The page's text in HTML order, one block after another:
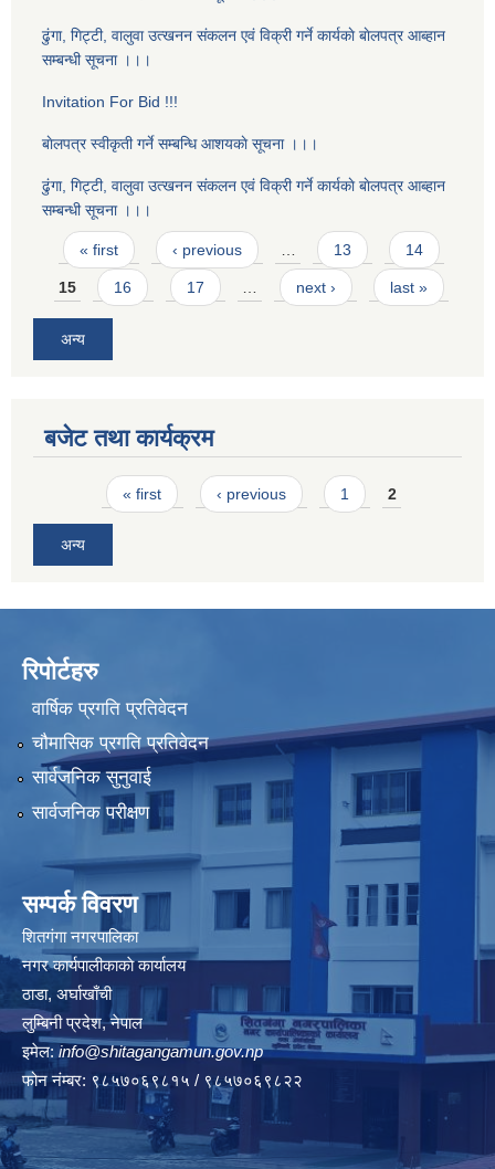
ढुंगा, गिट्टी, वालुवा उत्खनन संकलन एवं विक्री गर्ने कार्यकाे बाेलपत्र आब्हान
सम्बन्धी सूचना ।।।
Invitation For Bid !!!
बाेलपत्र स्वीकृती गर्ने सम्बन्धि आशयकाे सूचना ।।।
ढुंगा, गिट्टी, वालुवा उत्खनन संकलन एवं विक्री गर्ने कार्यकाे बाेलपत्र आब्हान
सम्बन्धी सूचना ।।।
Pages
« first ‹ previous … 13 14
15 16 17 … next › last »
अन्य
बजेट तथा कार्यक्रम
Pages« first ‹ previous 1 2
अन्य
रिपोर्टहरु
वार्षिक प्रगति प्रतिवेदन
चौमासिक प्रगति प्रतिवेदन
सार्वजनिक सुनुवाई
सार्वजनिक परीक्षण
सम्पर्क विवरण
शितगंगा नगरपालिका
नगर कार्यपालीकाकाे कार्यालय
ठाडा, अर्घाखाँची
लुम्बिनी प्रदेश, नेपाल
इमेल: info@shitagangamun.gov.np
फोन नंम्बर: ९८५७०६९८१५ / ९८५७०६९८२२